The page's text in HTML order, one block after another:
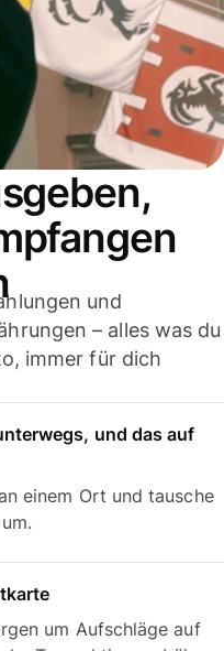
und
– alles was du
immer für dich
und das auf
einem Ort und tausche
um Aufschläge auf